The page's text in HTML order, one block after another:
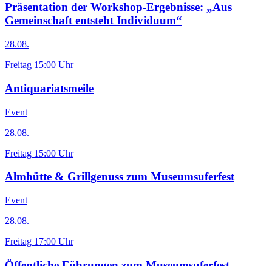
Präsentation der Workshop-Ergebnisse: „Aus
Gemeinschaft entsteht Individuum“
28.08.
Freitag 15:00 Uhr
Antiquariatsmeile
Event
28.08.
Freitag 15:00 Uhr
Almhütte & Grillgenuss zum Museumsuferfest
Event
28.08.
Freitag 17:00 Uhr